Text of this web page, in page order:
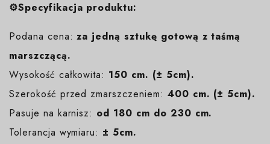
⚙️Specyfikacja produktu:
Podana cena: za jedną sztukę gotową z taśmą
marszczącą.
Wysokość całkowita: 150 cm. (± 5cm).
Szerokość przed zmarszczeniem: 400 cm. (± 5cm).
Pasuje na karnisz: od 180 cm do 230 cm.
Tolerancja wymiaru: ± 5cm.